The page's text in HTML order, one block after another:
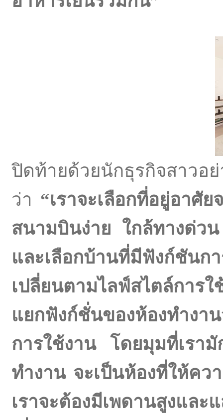
ปิดท้ายด้วยนักธุรกิจสาวอ
ว่า “เราจะเลือกที่อยู่อาศั
สนามบินง่าย ใกล้ทางด่วน
และเลือกบ้านที่มีฟังก์ชัน
เปลี่ยนตามไลฟ์สไตล์กา
แยกฟังก์ชั่นของห้องทำงา
การใช้งาน โดยมุมที่เรา
ทำงาน จะเป็นห้องที่ให้ค
เราจะต้องมีเพดานสูงและ